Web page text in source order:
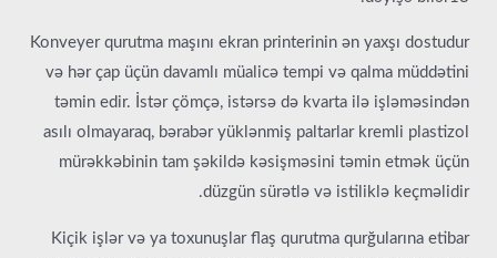
Konveyer qurutma maşını ekran printerinin ən yaxşı dostudur
və hər çap üçün davamlı müalicə tempi və qalma müddətini
təmin edir. İstər çömçə, istərsə də kvarta ilə işləməsindən
asılı olmayaraq, bərabər yüklənmiş paltarlar kremli plastizol
mürəkkəbinin tam şəkildə kəsişməsini təmin etmək üçün
düzgün sürətlə və istiliklə keçməlidir.
Kiçik işlər və ya toxunuşlar flaş qurutma qurğularına etibar